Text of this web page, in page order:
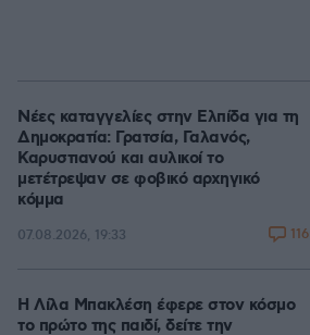
Νέες καταγγελίες στην Ελπίδα για τη
Δημοκρατία: Γρατσία, Γαλανός,
Καρυστιανού και αυλικοί το
μετέτρεψαν σε φοβικό αρχηγικό
κόμμα
07.08.2026, 19:33 116
Η Λίλα Μπακλέση έφερε στον κόσμο
το πρώτο της παιδί, δείτε την